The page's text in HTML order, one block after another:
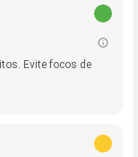
Evite focos de